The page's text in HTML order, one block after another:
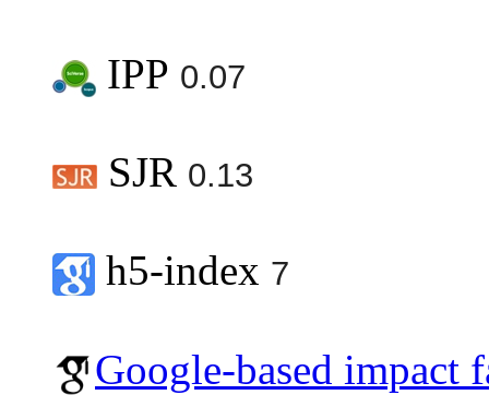
IPP 0.07
SJR 0.13
h5-index 7
Google-based impact